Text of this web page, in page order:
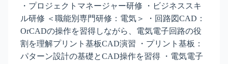
・プロジェクトマネージャー研修 ・ビジネススキ
ル研修 ＜職能別専門研修：電気＞ ・回路図CAD：
OrCADの操作を習得しながら、電気電子回路の役
割を理解プリント基板CAD演習 ・プリント基板：
パターン設計の基礎とCAD操作を習得 ・電気電子